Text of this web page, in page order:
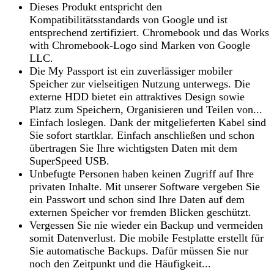
Dieses Produkt entspricht den
Kompatibilitätsstandards von Google und ist
entsprechend zertifiziert. Chromebook und das Works
with Chromebook-Logo sind Marken von Google
LLC.
Die My Passport ist ein zuverlässiger mobiler
Speicher zur vielseitigen Nutzung unterwegs. Die
externe HDD bietet ein attraktives Design sowie
Platz zum Speichern, Organisieren und Teilen von...
Einfach loslegen. Dank der mitgelieferten Kabel sind
Sie sofort startklar. Einfach anschließen und schon
übertragen Sie Ihre wichtigsten Daten mit dem
SuperSpeed USB.
Unbefugte Personen haben keinen Zugriff auf Ihre
privaten Inhalte. Mit unserer Software vergeben Sie
ein Passwort und schon sind Ihre Daten auf dem
externen Speicher vor fremden Blicken geschützt.
Vergessen Sie nie wieder ein Backup und vermeiden
somit Datenverlust. Die mobile Festplatte erstellt für
Sie automatische Backups. Dafür müssen Sie nur
noch den Zeitpunkt und die Häufigkeit...